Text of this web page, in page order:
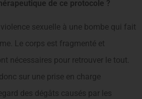
de ce protocole ?
sexuelle à une bombe qui fait
Le corps est fragmenté et
nécessaires pour retrouver le tout.
sur une prise en charge
des dégâts causés par les